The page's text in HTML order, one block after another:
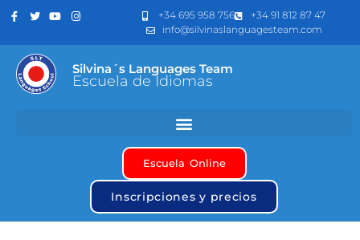
+34 695 958 756
+34 91 812 87 47
info@silvinaslanguagesteam.com
Silvina´s Languages Team
Escuela de Idiomas
Escuela Online
Inscripciones y precios